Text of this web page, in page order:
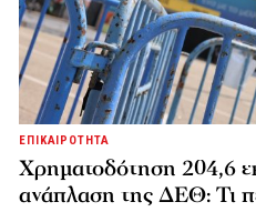
ΕΠΙΚΑΙΡΟΤΗΤΑ
Χρηματοδότηση 204,6
ανάπλαση της ΔΕΘ: Τι